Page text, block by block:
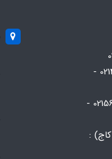
انبار تهران _ چیتگر : 02144783796 -
انبار تهران _ اسلامشهر: 02156698904 -
: